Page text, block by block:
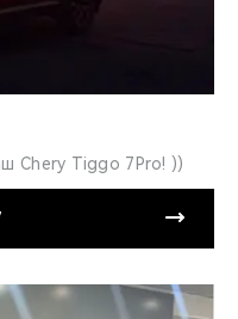
Chery Tiggo 7Pro! ))